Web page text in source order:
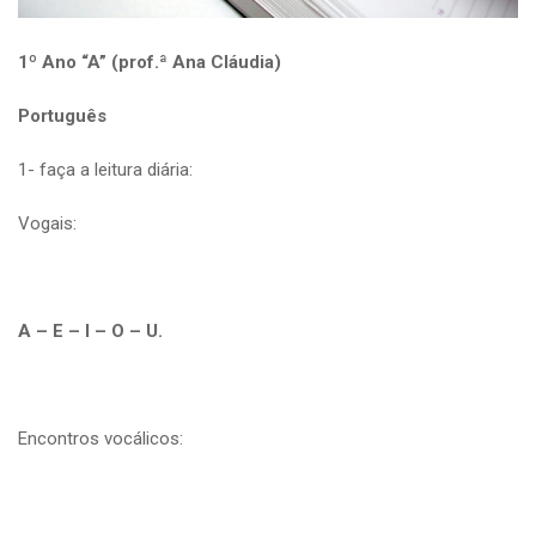
1º Ano “A” (prof.ª Ana Cláudia)
Português
1- faça a leitura diária:
Vogais:
A – E – I – O – U.
Encontros vocálicos: